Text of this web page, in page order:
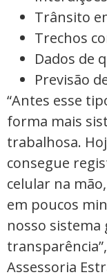
Trânsito
Trechos
Dados de
Previsão
“Antes esse
forma mais
trabalhosa.
consegue
celular na
em poucos
nosso sistema
Assessoria